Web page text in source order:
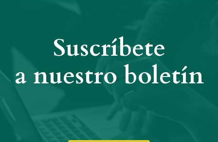
Suscríbete
a nuestro boletín